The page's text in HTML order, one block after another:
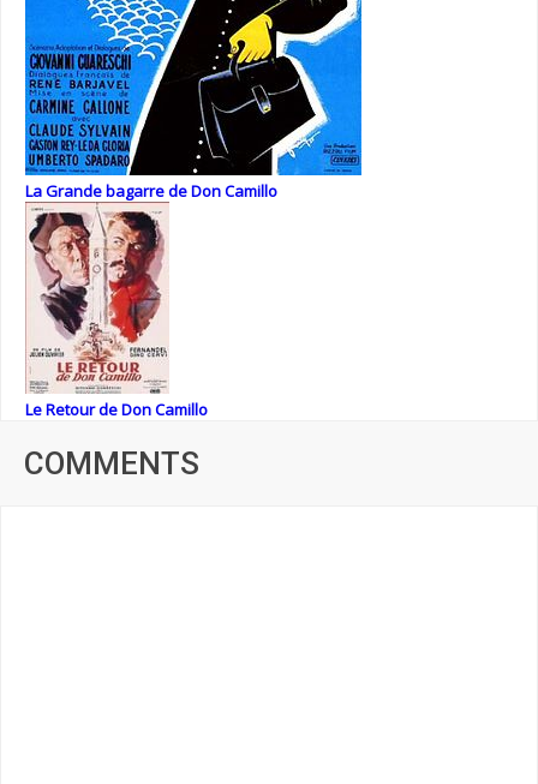
La Grande bagarre de Don Camillo
Le Retour de Don Camillo
COMMENTS